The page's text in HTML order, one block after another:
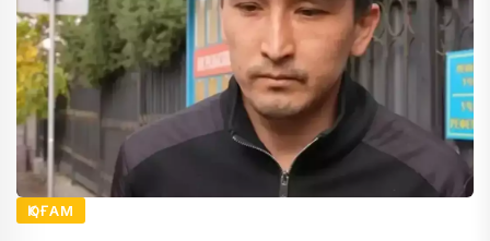
ҚОҒАМ